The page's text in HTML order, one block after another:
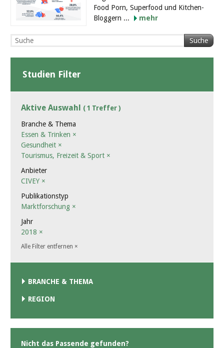
Food Porn, Superfood und Kitchen-
Bloggern ...
mehr
Suche
Studien Filter
Aktive Auswahl ( 1 Treffer )
Branche & Thema
Essen & Trinken ×
Gesundheit ×
Tourismus, Freizeit & Sport ×
Anbieter
CIVEY ×
Publikationstyp
Marktforschung ×
Jahr
2018 ×
Alle Filter entfernen ×
BRANCHE & THEMA
REGION
Nicht das Passende gefunden?